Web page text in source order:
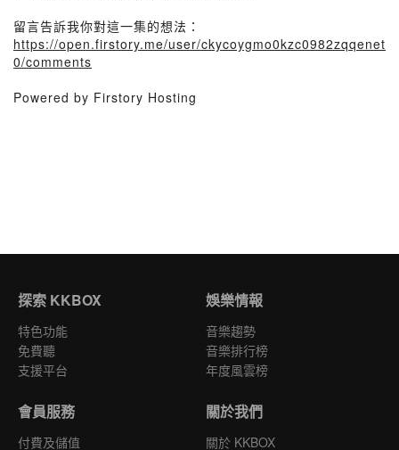
留言告訴我你對這一集的想法：
https://open.firstory.me/user/ckycoygmo0kzc0982zqqenet
0/comments
Powered by Firstory Hosting
探索 KKBOX
特色功能
免費聽
支援平台
娛樂情報
音樂趨勢
音樂排行榜
年度風雲榜
會員服務
付費及儲值
關於我們
關於 KKBOX